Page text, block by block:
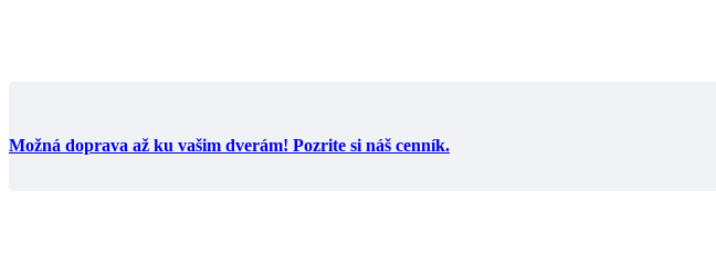
Možná doprava až ku vašim dverám! Pozrite si náš cenník.